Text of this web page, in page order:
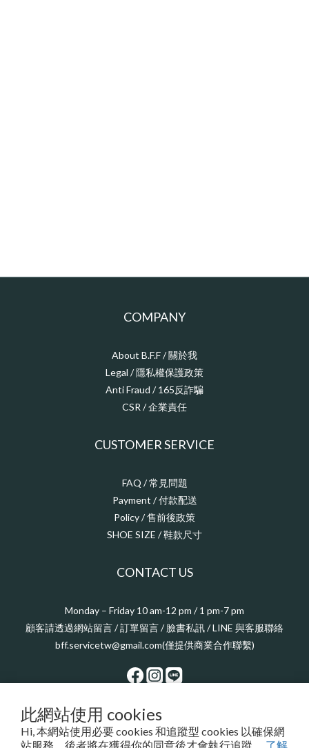
此網站使用 cookies
Hi, 本網站使用必要 cookies 和追蹤型 cookies 以確保網
站服務，後者將在獲得你的同意後才會執行追蹤。 了解
COMPANY
About B.F.F / 關於我
Legal / 隱私權保護政策
Anti Fraud / 165反詐騙
CSR / 企業責任
CUSTOMER SERVICE
FAQ / 常見問題
Payment / 付款配送
Policy / 售前後政策
SHOE SIZE / 鞋款尺寸
CONTACT US
Monday – Friday 10 am-12 pm / 1 pm-7 pm
顧客請透過網站留言 / 訂單留言 / 臉書私訊 / LINE 與客服聯絡
bff.servicetw@gmail.com(僅提供商業合作聯繫)
$ TWD 繁體中文